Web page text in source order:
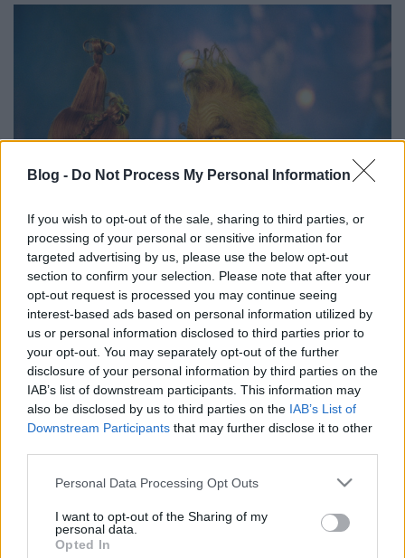
Blog - Do Not Process My Personal Information
If you wish to opt-out of the sale, sharing to third parties, or
processing of your personal or sensitive information for
targeted advertising by us, please use the below opt-out
section to confirm your selection. Please note that after your
opt-out request is processed you may continue seeing
interest-based ads based on personal information utilized by
us or personal information disclosed to third parties prior to
your opt-out. You may separately opt-out of the further
disclosure of your personal information by third parties on the
IAB’s list of downstream participants. This information may
also be disclosed by us to third parties on the IAB’s List of
Downstream Participants that may further disclose it to other
Please note that this website/app uses one or more Google
not limited to your visit or usage behaviour. You may click to
grant or deny consent to Google and its third-party tags to
use your data for below specified purposes in below Google
Personal Data Processing Opt Outs
I want to opt-out of the Sharing of my
personal data.
Opted In
20 éves a Grincs
paddyd•2020. november 08.
Bár a karácsonyi készülődés így novemberben még
korai (ez alól persze kivételnek érzi magát a
kereskedelem, ahol a halloweeni dekorációkat
rögtön csokimikulásokra és üveggömbökre cserélik),
mai születésnapos filmünkkel akár meg is
nyithatnánk a szezont. Dr. Seuss 1957-ben írt,
rímekbe szedett…